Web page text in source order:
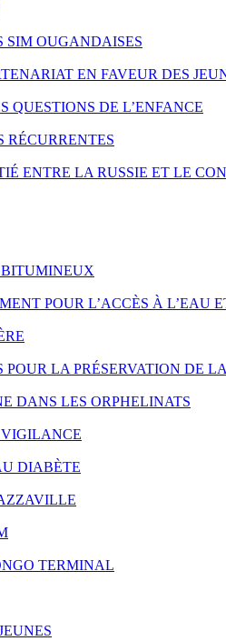
SIM OUGANDAISES
EN FAVEUR DES
QUESTIONS DE L’ENFANCE
RÉCURRENTES
ENTRE LA RUSSIE ET LE
BITUMINEUX
POUR L’ACCÈS À L’EAU
LA PRÉSERVATION DE
DANS LES ORPHELINATS
VIGILANCE
DIABÈTE
TERMINAL